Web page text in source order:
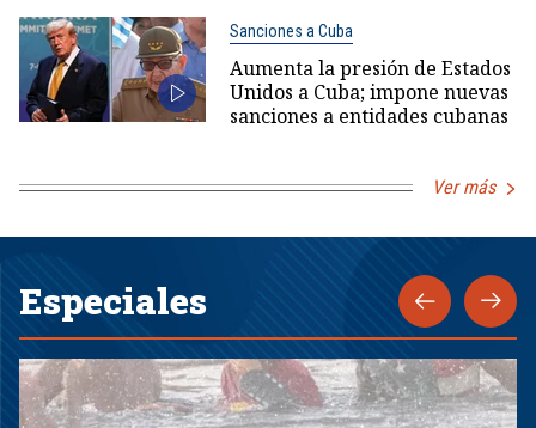
Sanciones a Cuba
Aumenta la presión de Estados
Unidos a Cuba; impone nuevas
sanciones a entidades cubanas
Ver más
Especiales